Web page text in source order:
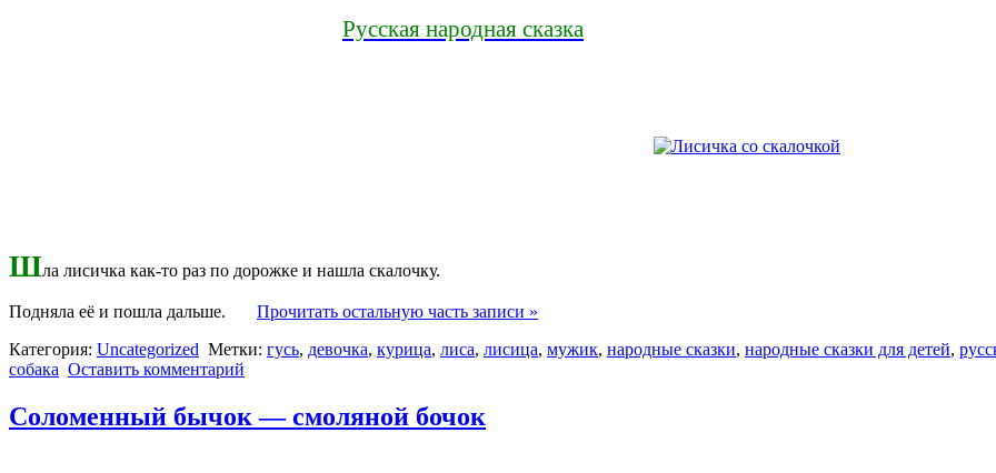
Русская народная сказка
Шла лисичка как-то раз по дорожке и нашла скалочку.
Подняла её и пошла дальше. Прочитать остальную часть записи »
Категория: Uncategorized Метки: гусь, девочка, курица, лиса, лисица, мужик, народные сказки, народные сказки для детей,
собака Оставить комментарий
Соломенный бычок — смоляной бочок